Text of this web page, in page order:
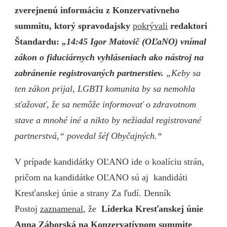
zverejnenú informáciu z Konzervatívneho
summitu, ktorý spravodajsky pokrývali redaktori
Štandardu: „14:45 Igor Matovič (OĽaNO) vnímal
zákon o fiduciárnych vyhláseniach ako nástroj na
zabránenie registrovaných partnerstiev. „Keby sa
ten zákon prijal, LGBTI komunita by sa nemohla
sťažovať, že sa nemôže informovať o zdravotnom
stave a mnohé iné a nikto by nežiadal registrované
partnerstvá,“ povedal šéf Obyčajných.“
V prípade kandidátky OĽANO ide o koalíciu strán,
pričom na kandidátke OĽANO sú aj kandidáti
Kresťanskej únie a strany Za ľudí. Denník
Postoj zaznamenal, že Líderka Kresťanskej únie
Anna Záborská na Konzervatívnom summite